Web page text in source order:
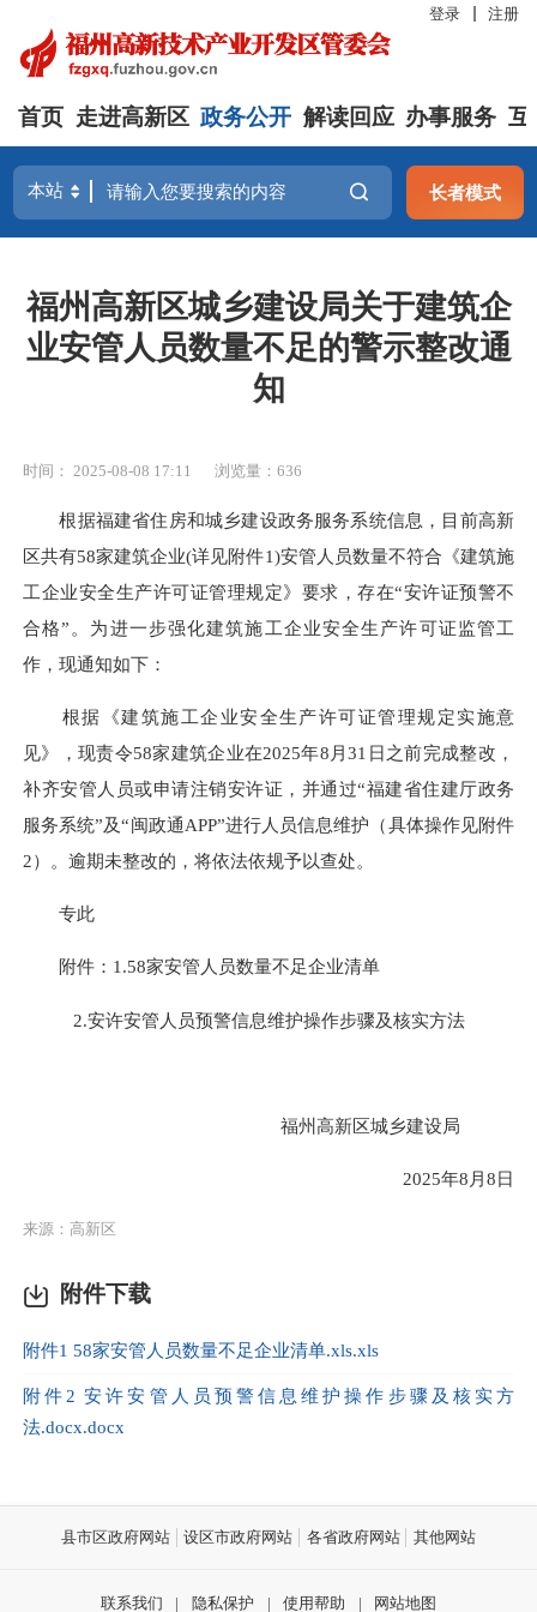
登录 注册
首页 走进高新区 政务公开 解读回应 办事服务 互
长者模式
福州高新区城乡建设局关于建筑企
业安管人员数量不足的警示整改通
知
时间： 2025-08-08 17:11 浏览量：636
根据福建省住房和城乡建设政务服务系统信息，目前高新
区共有58家建筑企业(详见附件1)安管人员数量不符合《建筑施
工企业安全生产许可证管理规定》要求，存在“安许证预警不
合格”。为进一步强化建筑施工企业安全生产许可证监管工
作，现通知如下：
根据《建筑施工企业安全生产许可证管理规定实施意
见》，现责令58家建筑企业在2025年8月31日之前完成整改，
补齐安管人员或申请注销安许证，并通过“福建省住建厅政务
服务系统”及“闽政通APP”进行人员信息维护（具体操作见附件
2）。逾期未整改的，将依法依规予以查处。
专此
附件 ： 1.58家安管人员数量不足企业清单
2.安许安管人员预警信息维护操作步骤及核实方法
福州高新区城乡建设局
2025年8 月8日
来源：高新区
附件下载
附件1 58家安管人员数量不足企业清单.xls.xls
附件2 安许安管人员预警信息维护操作步骤及核实方
法.docx.docx
县市区政府网站 设区市政府网站 各省政府网站 其他网站
联系我们 | 隐私保护 | 使用帮助 | 网站地图